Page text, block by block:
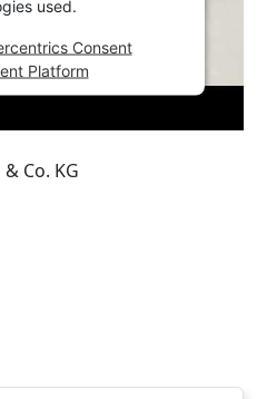
used.
Consent
Platform
Co. KG